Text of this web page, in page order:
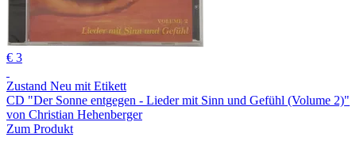
€ 3
Zustand Neu mit Etikett
CD "Der Sonne entgegen - Lieder mit Sinn und Gefühl (Volume 2)"
von Christian Hehenberger
Zum Produkt